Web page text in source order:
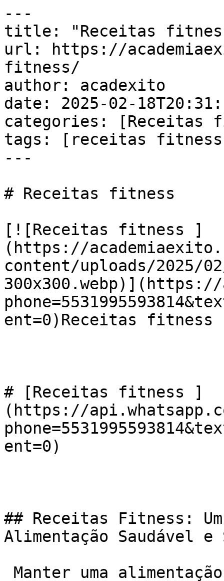
---
title: "Receitas
url: https://
fitness/
author: acadexito
date: 2025-02-
categories: [Receitas
tags: [receitas
---
# Receitas fitness
[![Receitas fitness ]
(https://
content/uploads/2025/
300x300.webp)](https://
ent=0)Receitas fitness
# [Receitas fitness ]
(https://
ent=0)
## Receitas Fitness:
Alimentação Saudável e